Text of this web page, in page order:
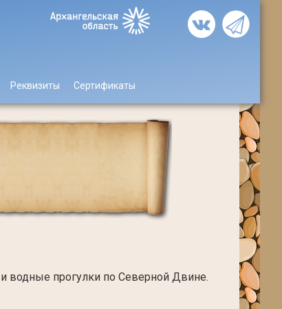
Реквизиты Сертификаты
водные прогулки по Северной Двине.